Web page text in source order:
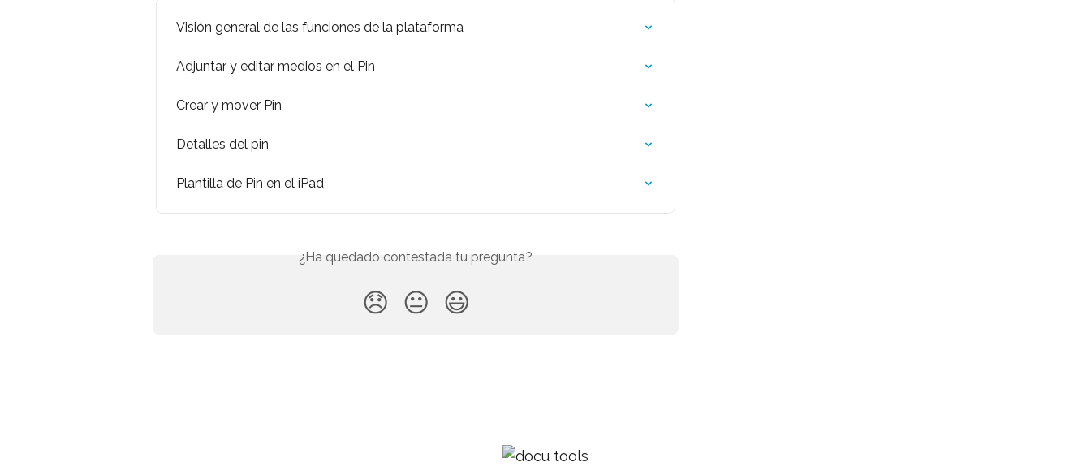
Visión general de las funciones de la plataforma
Adjuntar y editar medios en el Pin
Crear y mover Pin
Detalles del pin
Plantilla de Pin en el iPad
¿Ha quedado contestada tu pregunta?
😞 😐 😃